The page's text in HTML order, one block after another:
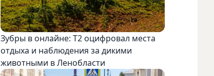
Зубры в онлайне: Т2 оцифровал места
отдыха и наблюдения за дикими
животными в Ленобласти